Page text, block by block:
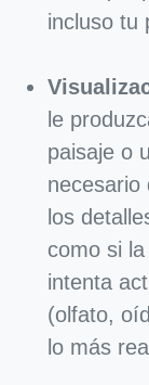
incluso tu
le
paisaje o
necesario
los
como si
intenta
(olfato,
lo más